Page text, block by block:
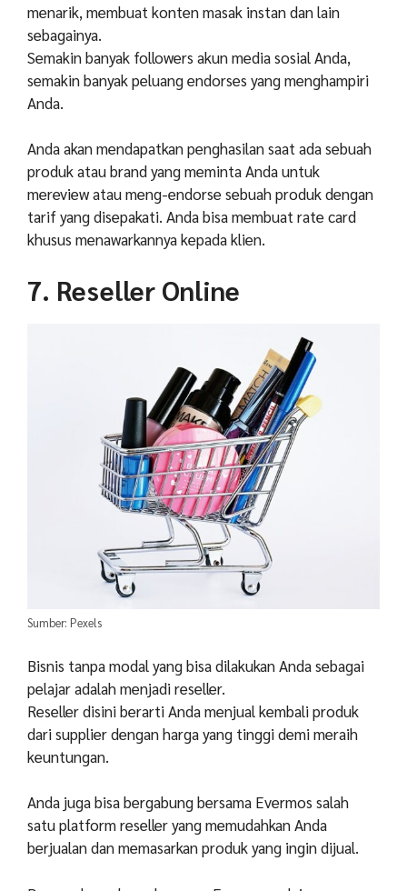
menarik, membuat konten masak instan dan lain
sebagainya.
Semakin banyak followers akun media sosial Anda,
semakin banyak peluang endorses yang menghampiri
Anda.
Anda akan mendapatkan penghasilan saat ada sebuah
produk atau brand yang meminta Anda untuk
mereview atau meng-endorse sebuah produk dengan
tarif yang disepakati. Anda bisa membuat rate card
khusus menawarkannya kepada klien.
7. Reseller Online
Sumber: Pexels
Bisnis tanpa modal yang bisa dilakukan Anda sebagai
pelajar adalah menjadi reseller.
Reseller disini berarti Anda menjual kembali produk
dari supplier dengan harga yang tinggi demi meraih
keuntungan.
Anda juga bisa bergabung bersama Evermos salah
satu platform reseller yang memudahkan Anda
berjualan dan memasarkan produk yang ingin dijual.